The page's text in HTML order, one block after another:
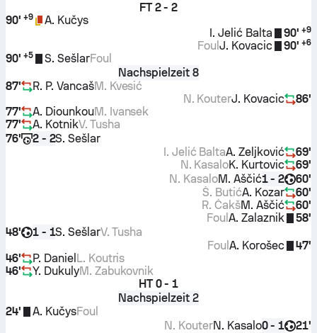
FT 2 - 2
90' +9
A. Kučys
90' +9
I. Jelić Balta
90' +6
J. Kovacic
Foul
90' +5 S. SešlarFoul
Nachspielzeit 8
87'
R. P. VancašM. Kvesić
86'
J. Kovacic
N. Kouter
77'
A. DiounkouM. Ivansek
77'
A. KotnikV. Tusha
76'
2 - 2S. Sešlar
69'
A. Zeljković
I. Jelić Balta
69'
K. Kurtovic
N. Kasalo
60'
1 - 2
M. Aščić
N. Kasalo
60'
A. Kozar
Š. Butić
60'
M. Aščić
R. Čakš
58'
A. Zalaznik
Foul
48'
1 - 1S. SešlarV. Tusha
47'
A. Korošec
Foul
46'
P. Daniel L. Koutris
46'
Y. DukulyM. Zabukovnik
HT 0 - 1
Nachspielzeit 2
24'
A. KučysFoul
21'
0 - 1
N. Kasalo
N. Kouter